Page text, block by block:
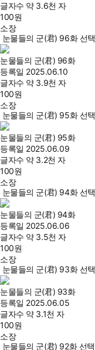
글자수 약 3.6천 자
100원
소장
눈물들의 군(君) 96화 선택
눈물들의 군(君) 96화
등록일 2025.06.10
글자수 약 3.9천 자
100원
소장
눈물들의 군(君) 95화 선택
눈물들의 군(君) 95화
등록일 2025.06.09
글자수 약 3.2천 자
100원
소장
눈물들의 군(君) 94화 선택
눈물들의 군(君) 94화
등록일 2025.06.06
글자수 약 3.5천 자
100원
소장
눈물들의 군(君) 93화 선택
눈물들의 군(君) 93화
등록일 2025.06.05
글자수 약 3.1천 자
100원
소장
눈물들의 군(君) 92화 선택